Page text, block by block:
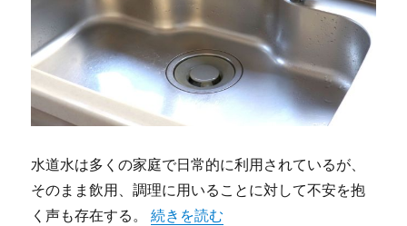
水道水は多くの家庭で日常的に利用されているが、
そのまま飲用、調理に用いることに対して不安を抱
く声も存在する。“家庭生活を彩る水の進化と浄水器が
続きを読む